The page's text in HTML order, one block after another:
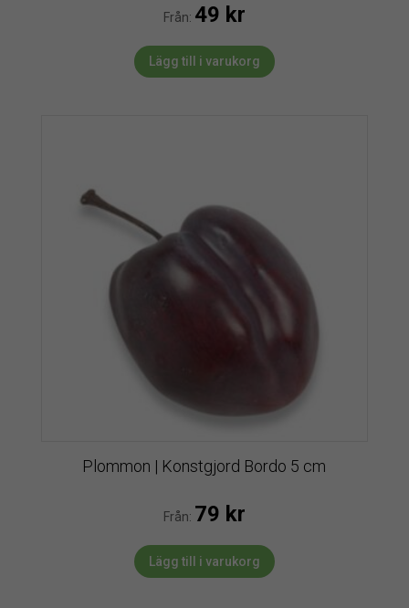
Från: 49 kr
Lägg till i varukorg
Plommon | Konstgjord Bordo 5 cm
Från: 79 kr
Lägg till i varukorg